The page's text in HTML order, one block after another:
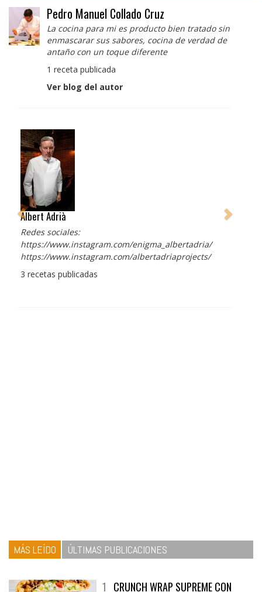
Pedro Manuel Collado Cruz
La cocina para mi es producto bien tratado sin
enmascarar sus sabores, cocina de verdad de
antaño con un toque diferente
1 receta publicada
Ver blog del autor
Albert Adrià
Redes sociales:
https://www.instagram.com/enigma_albertadria/
https://www.instagram.com/albertadriaprojects/
3 recetas publicadas
MÁS LEÍDO ÚLTIMAS PUBLICACIONES
1 CRUNCH WRAP SUPREME CON